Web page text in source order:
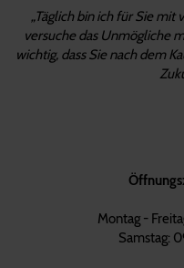
„Täglich bin ich für Sie mit
versuche das Unmögliche
wichtig, dass Sie nach dem
Montag -
Samstag: